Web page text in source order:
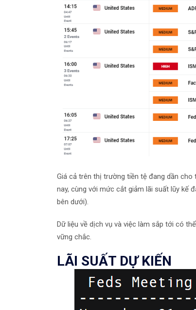
Giá cả trên thị trường tiền tệ đang dần
nay, cùng với mức cắt giảm lãi suất lũy kế
bên dưới).
Dữ liệu về dịch vụ và việc làm sắp tới có
vững chắc.
LÃI SUẤT DỰ KIẾN